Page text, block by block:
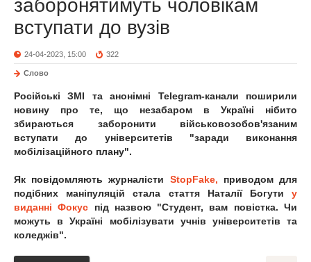
заборонятимуть чоловікам
вступати до вузів
24-04-2023, 15:00 322
Слово
Російські ЗМІ та анонімні Telegram-канали поширили
новину про те, що незабаром в Україні нібито
збираються заборонити військовозобов'язаним
вступати до університетів "заради виконання
мобілізаційного плану".
Як повідомляють журналісти StopFake,
приводом для
подібних маніпуляцій стала стаття Наталії Богути
у
виданні Фокус
під назвою "Студент, вам повістка. Чи
можуть в Україні мобілізувати учнів університетів та
коледжів".